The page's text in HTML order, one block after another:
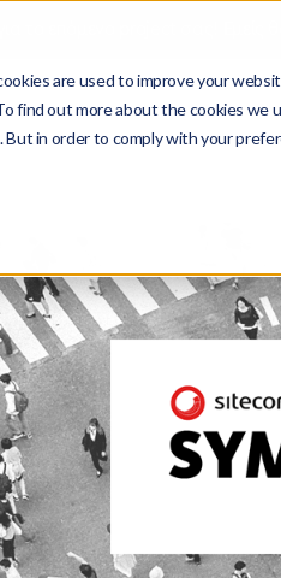
are used to improve your
out more about the cookies we
in order to comply with your